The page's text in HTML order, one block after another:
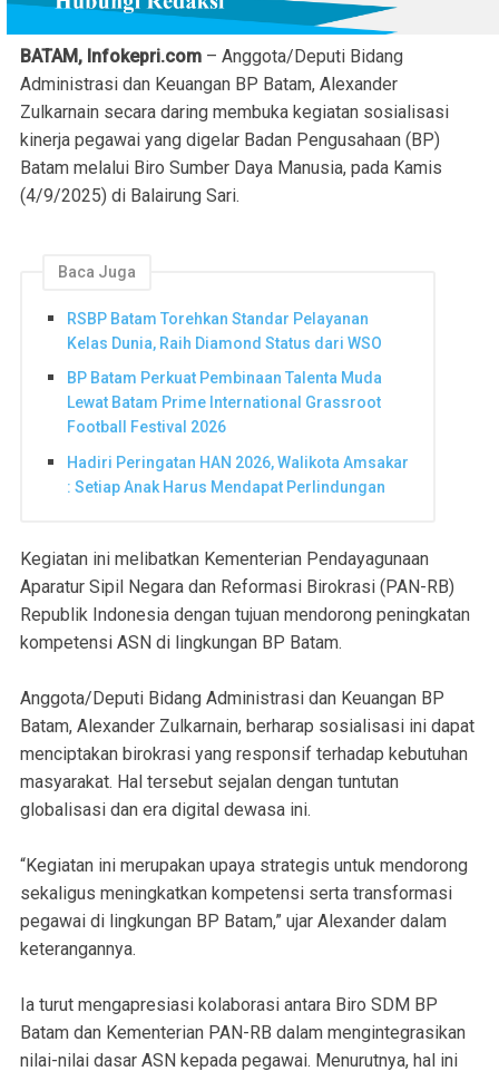
BATAM, Infokepri.com – Anggota/Deputi Bidang
Administrasi dan Keuangan BP Batam, Alexander
Zulkarnain secara daring membuka kegiatan sosialisasi
kinerja pegawai yang digelar Badan Pengusahaan (BP)
Batam melalui Biro Sumber Daya Manusia, pada Kamis
(4/9/2025) di Balairung Sari.
Baca Juga
RSBP Batam Torehkan Standar Pelayanan
Kelas Dunia, Raih Diamond Status dari WSO
BP Batam Perkuat Pembinaan Talenta Muda
Lewat Batam Prime International Grassroot
Football Festival 2026
Hadiri Peringatan HAN 2026, Walikota Amsakar
: Setiap Anak Harus Mendapat Perlindungan
Kegiatan ini melibatkan Kementerian Pendayagunaan
Aparatur Sipil Negara dan Reformasi Birokrasi (PAN-RB)
Republik Indonesia dengan tujuan mendorong peningkatan
kompetensi ASN di lingkungan BP Batam.
Anggota/Deputi Bidang Administrasi dan Keuangan BP
Batam, Alexander Zulkarnain, berharap sosialisasi ini dapat
menciptakan birokrasi yang responsif terhadap kebutuhan
masyarakat. Hal tersebut sejalan dengan tuntutan
globalisasi dan era digital dewasa ini.
“Kegiatan ini merupakan upaya strategis untuk mendorong
sekaligus meningkatkan kompetensi serta transformasi
pegawai di lingkungan BP Batam,” ujar Alexander dalam
keterangannya.
Ia turut mengapresiasi kolaborasi antara Biro SDM BP
Batam dan Kementerian PAN-RB dalam mengintegrasikan
nilai-nilai dasar ASN kepada pegawai. Menurutnya, hal ini